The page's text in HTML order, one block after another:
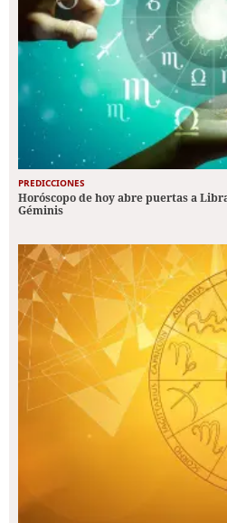
PREDICCIONES
Horóscopo de hoy abre puertas a
Géminis